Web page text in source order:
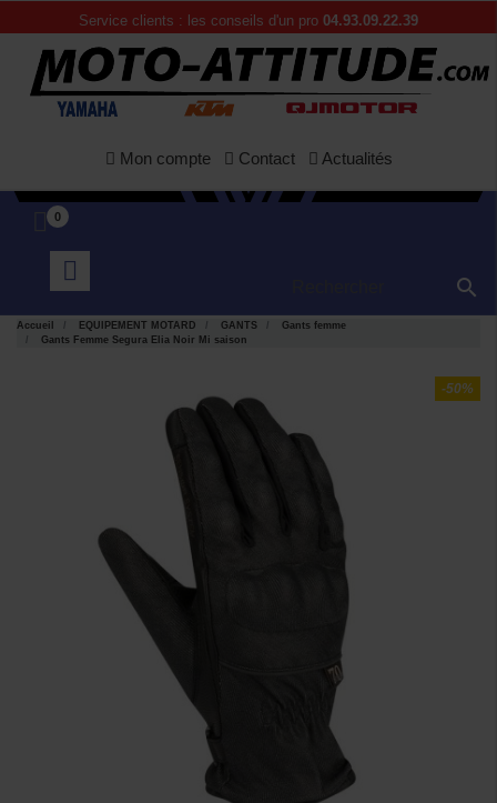
Service clients : les conseils d'un pro 04.93.09.22.39
Mon compte Contact Actualités
0

Accueil EQUIPEMENT MOTARD GANTS
Gants femme
Gants Femme Segura Elia Noir Mi saison
-50%